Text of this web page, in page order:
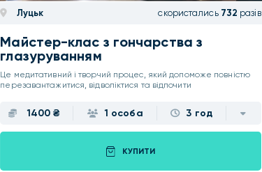
Луцьк скористались 732 разів
Майстер-клас з гончарства з
глазуруванням
Це медитативний і творчий процес, який допоможе повністю
перезавантажитися, відволіктися та відпочити
1400 ₴ 1 особа 3 год
КУПИТИ